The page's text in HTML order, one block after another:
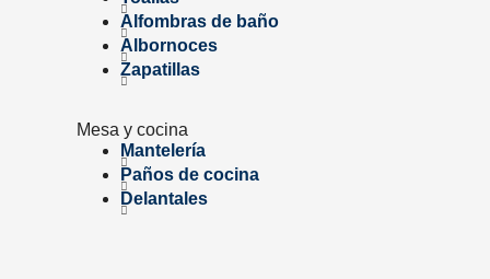
Alfombras de baño
Albornoces
Zapatillas
Mesa y cocina
Mantelería
Paños de cocina
Delantales